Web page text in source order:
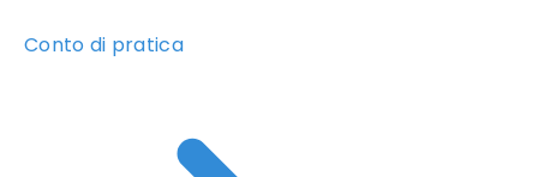
Conto di pratica